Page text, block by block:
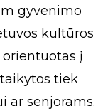
gyvenimo
kultūros
į
tiek
ar senjorams.